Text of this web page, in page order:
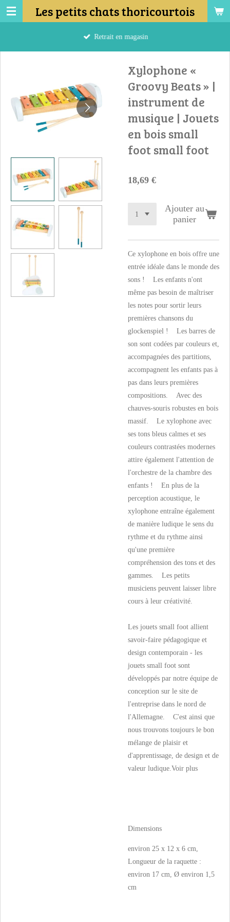
Passer
au
Les petits chats thoricourtois
Retrait en magasin
Xylophone «
Groovy Beats » |
instrument de
musique | Jouets
en bois small
foot small foot
18,69 €
Ajouter au
panier
Ce xylophone en bois offre une
entrée idéale dans le monde des
sons ! Les enfants n'ont
même pas besoin de maîtriser
les notes pour sortir leurs
premières chansons du
glockenspiel ! Les barres de
son sont codées par couleurs et,
accompagnées des partitions,
accompagnent les enfants pas à
pas dans leurs premières
compositions. Avec des
chauves-souris robustes en bois
massif. Le xylophone avec
ses tons bleus calmes et ses
couleurs contrastées modernes
attire également l'attention de
l'orchestre de la chambre des
enfants ! En plus de la
perception acoustique, le
xylophone entraîne également
de manière ludique le sens du
rythme et du rythme ainsi
qu'une première
compréhension des tons et des
gammes. Les petits
musiciens peuvent laisser libre
cours à leur créativité.
Les jouets small foot allient
savoir-faire pédagogique et
design contemporain - les
jouets small foot sont
développés par notre équipe de
conception sur le site de
l'entreprise dans le nord de
l'Allemagne. C'est ainsi que
nous trouvons toujours le bon
mélange de plaisir et
d'apprentissage, de design et de
valeur ludique.Voir plus
Dimensions
environ 25 x 12 x 6 cm,
Longueur de la raquette :
environ 17 cm, Ø environ 1,5
cm